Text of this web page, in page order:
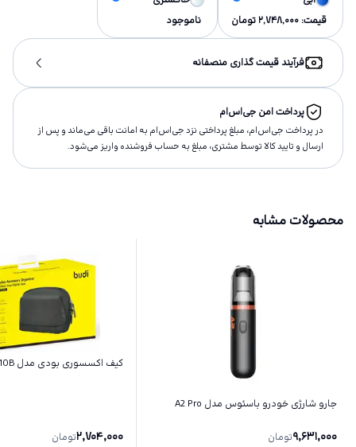
قیمت: 2,748,000تومان
ناموجود
فرآیند قیمت گذاری منصفانه
پرداخت امن جی‌اس‌ام
در پرداخت جی‌اس‌ام، مبلغ پرداختى نزد جی‌اس‌ام به امانت باقى مى‌ماند و پس از
ارسال و تاييد كالا توسط مشتری، مبلغ به حساب فروشنده واريز مى‌شود.
محصولات مشابه
جارو شارژی خودرو باسئوس مدل A2 Pro
9,631,000تومان
کیف اکسسوری بودی مدل BG1010B
2,704,000تومان